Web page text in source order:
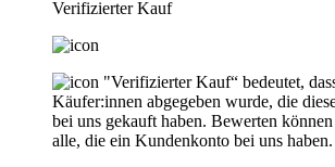
Verifizierter Kauf
"Verifizierter Kauf“ bedeutet,
Käufer:innen abgegeben wurde, die
bei uns gekauft haben. Bewerten
alle, die ein Kundenkonto bei uns haben.